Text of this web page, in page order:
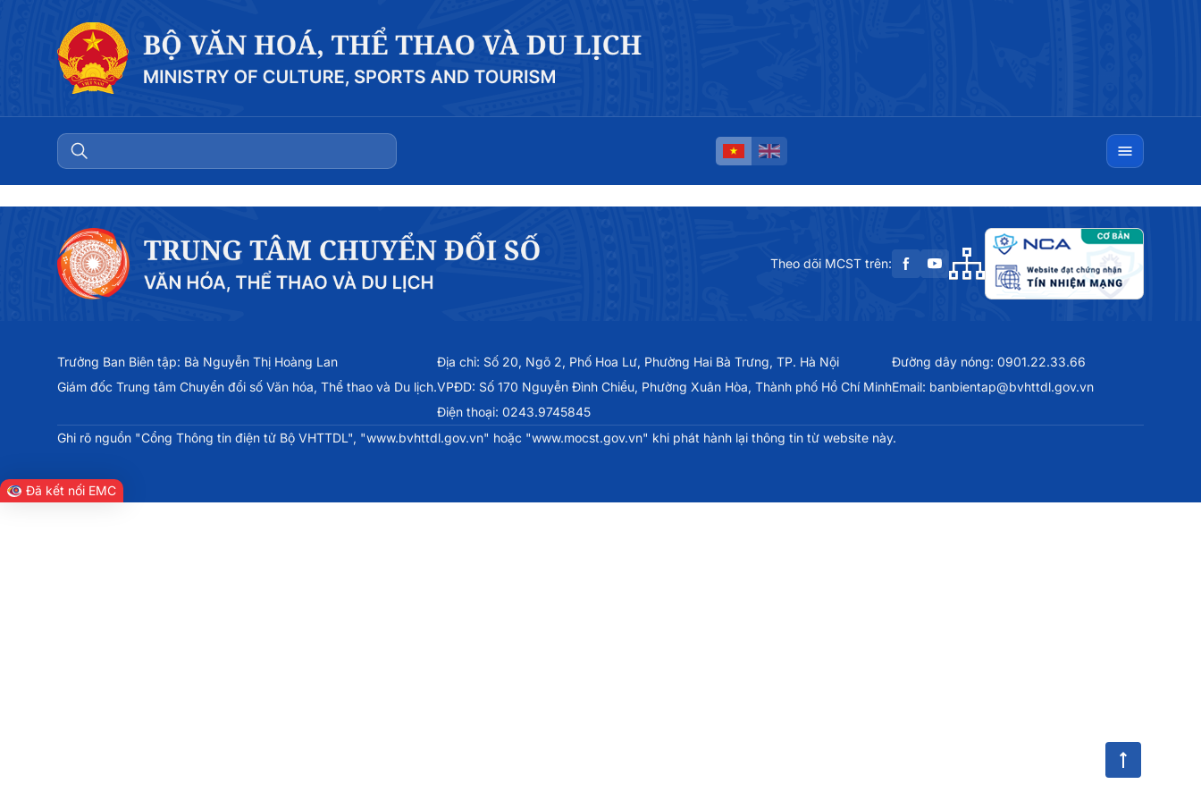
Theo dõi MCST trên:
Trưởng Ban Biên tập: Bà Nguyễn Thị Hoàng Lan
Giám đốc Trung tâm Chuyển đổi số Văn hóa, Thể thao và Du lịch.
Địa chỉ: Số 20, Ngõ 2, Phố Hoa Lư, Phường Hai Bà Trưng, TP. Hà Nội
VPĐD: Số 170 Nguyễn Đình Chiểu, Phường Xuân Hòa, Thành phố Hồ Chí Minh
Điện thoại: 0243.9745845
Đường dây nóng: 0901.22.33.66
Email: banbientap@bvhttdl.gov.vn
Ghi rõ nguồn "Cổng Thông tin điện tử Bộ VHTTDL", "www.bvhttdl.gov.vn" hoặc "www.mocst.gov.vn" khi phát hành lại thông tin từ website này.
Đã kết nối EMC